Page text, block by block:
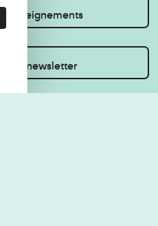
renseignements
à la newsletter